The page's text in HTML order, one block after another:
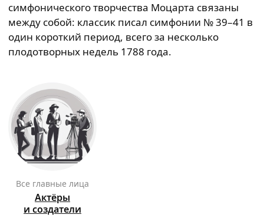
симфонического творчества Моцарта связаны
между собой: классик писал симфонии № 39–41 в
один короткий период, всего за несколько
плодотворных недель 1788 года.
Все главные лица
Актёры
и создатели